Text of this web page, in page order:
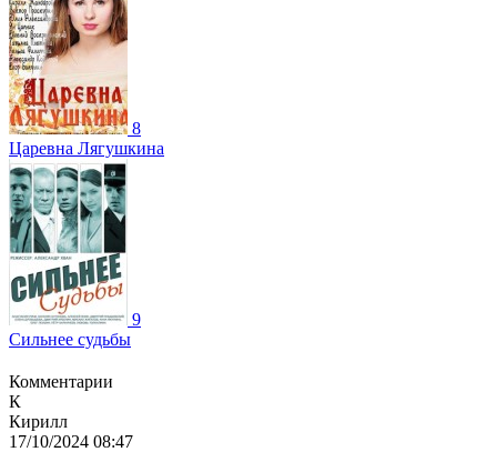
8
Царевна Лягушкина
9
Сильнее судьбы
Комментарии
К
Кирилл
17/10/2024 08:47